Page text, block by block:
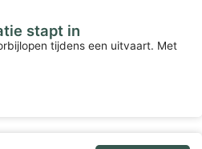
stapt in
tijdens een uitvaart. Met